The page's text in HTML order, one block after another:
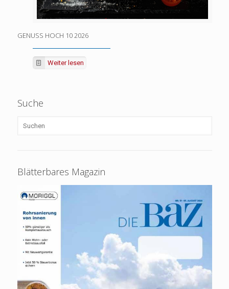
GENUSS HOCH 10 2026
Weiter lesen
Suche
Blätterbares Magazin